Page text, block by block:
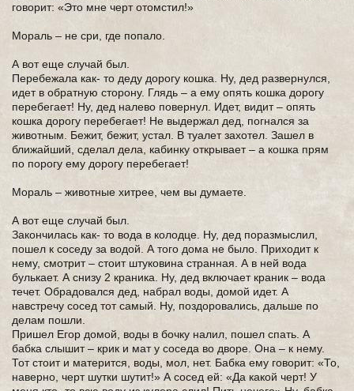
говорит: «Это мне черт отомстил!»
Мораль – не сри, где попало.
А вот еще случай был.
Перебежала как- то деду дорогу кошка. Ну, дед развернулся,
идет в обратную сторону. Глядь – а ему опять кошка дорогу
перебегает! Ну, дед налево повернул. Идет, видит – опять
кошка дорогу перебегает! Не выдержал дед, погнался за
животным. Бежит, бежит, устал. В туалет захотел. Зашел в
ближайший, сделал дела, кабинку открывает – а кошка прям
по порогу ему дорогу перебегает!
Мораль – животные хитрее, чем вы думаете.
А вот еще случай был.
Закончилась как- то вода в колодце. Ну, дед поразмыслил,
пошел к соседу за водой. А того дома не было. Приходит к
нему, смотрит – стоит штуковина странная. А в ней вода
булькает. А снизу 2 краника. Ну, дед включает краник – вода
течет. Обрадовался дед, набрал воды, домой идет. А
навстречу сосед тот самый. Ну, поздоровались, дальше по
делам пошли.
Пришел Егор домой, воды в бочку налил, пошел спать. А
бабка слышит – крик и мат у соседа во дворе. Она – к нему.
Тот стоит и матерится, воды, мол, нет. Бабка ему говорит: «То,
наверно, черт шутки шутит!» А сосед ей: «Да какой черт! У